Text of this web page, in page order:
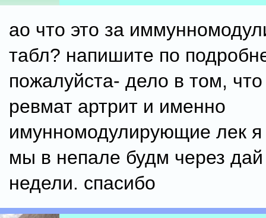
ао что это за
табл? напишите по
пожалуйста- дело в том,
ревмат артрит и именно
имунномодулирующие лек я
мы в непале будм через дай
недели. спасибо